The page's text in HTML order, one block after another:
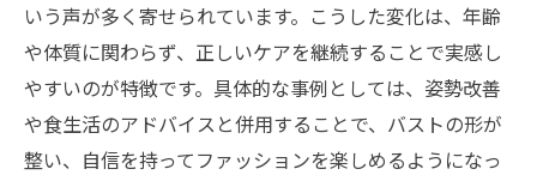
いう声が多く寄せられています。こうした変化は、年齢
や体質に関わらず、正しいケアを継続することで実感し
やすいのが特徴です。具体的な事例としては、姿勢改善
や食生活のアドバイスと併用することで、バストの形が
整い、自信を持ってファッションを楽しめるようになっ